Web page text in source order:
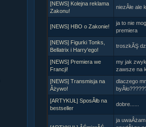
[NEWS] Kolejna reklama
Zakonu!
niezÂłe ale
[NEWS] HBO o Zakonie!
ja to nie
premiera
[NEWS] Figurki Tonks,
Bellatrix i Harry'ego!
troszkĂŞ
[NEWS] Premiera we
Francji!
my jak
zawsze na
[NEWS] Transmisja na
Âżywo!
dlaczego
[ARTYKUŁ] SposĂłb na
bestseller
dobre......
ja